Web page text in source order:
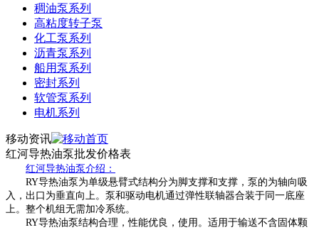
稠油泵系列
高粘度转子泵
化工泵系列
沥青泵系列
船用泵系列
密封系列
软管泵系列
电机系列
移动资讯
红河导热油泵批发价格表
红河导热油泵介绍：
RY导热油泵为单级悬臂式结构分为脚支撑和支撑，泵的为轴向吸
入，出口为垂直向上。泵和驱动电机通过弹性联轴器合装于同一底座
上。整个机组无需加冷系统。
RY导热油泵结构合理，性能优良，使用。适用于输送不含固体颗